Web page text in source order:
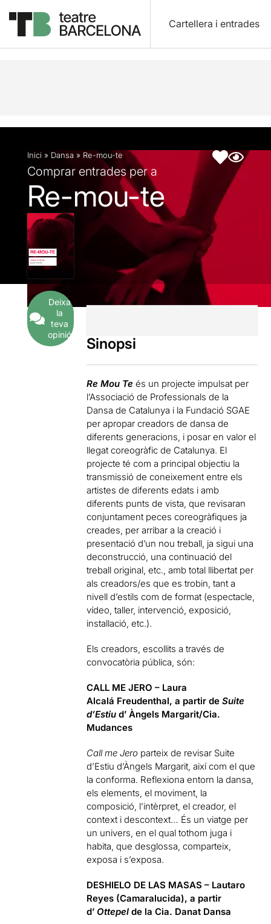
Cartellera i entrades
Descripció Fitxa artística
Inici » Dansa » Re-mou-te
Comprar entrades per a
Re-mou-te
Deixa
la
teva
opinió
Sinopsi
Re Mou Te és un projecte impulsat per
l’Associació de Professionals de la
Dansa de Catalunya i la Fundació SGAE
per apropar creadors de dansa de
diferents generacions, i posar en valor el
llegat coreogràfic de Catalunya. El
projecte té com a principal objectiu la
transmissió de coneixement entre els
artistes de diferents edats i amb
diferents punts de vista, que revisaran
conjuntament peces coreogràfiques ja
creades, per arribar a la creació i
presentació d’un nou treball, ja sigui una
deconstrucció, una continuació del
treball original, etc., amb total llibertat per
als creadors/es que es trobin, tant a
nivell d’estils com de format (espectacle,
vídeo, taller, intervenció, exposició,
installació, etc.).
Els creadors, escollits a través de
convocatòria pública, són:
CALL ME JERO – Laura
Alcalá Freudenthal,a partir deSuite
d’Estiu d’ Àngels Margarit/Cia.
Mudances
Call me Jero parteix de revisar Suite
d’Estiu d’Àngels Margarit, així com el que
la conforma. Reflexiona entorn la dansa,
els elements, el moviment, la
composició, l’intèrpret, el creador, el
context i descontext… És un viatge per
un univers, en el qual tothom juga i
habita, que desglossa, comparteix,
exposa i s’exposa.
DESHIELO DE LAS MASAS – Lautaro
Reyes (Camaralucida), a partir
d’Ottepelde la Cia. Danat Dansa